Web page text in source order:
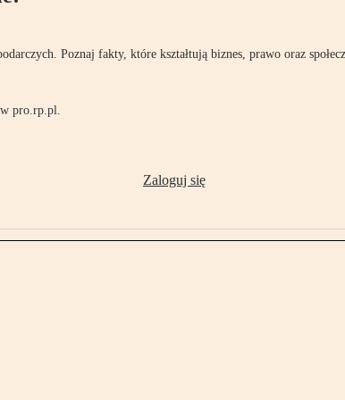
Poznaj fakty, które kształtują biznes, prawo oraz
pro.rp.pl.
Zaloguj się